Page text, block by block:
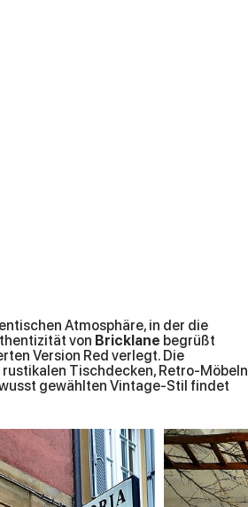
Atmosphäre, in der die
von Bricklane begrüßt
Version Red verlegt. Die
Tischdecken, Retro-Möbeln
gewählten Vintage-Stil findet
pastelligen Farbtöne von Terra treffen. Das Dekor Giglio in Grautönen, das hier sowohl für
direkt einem Film aus den